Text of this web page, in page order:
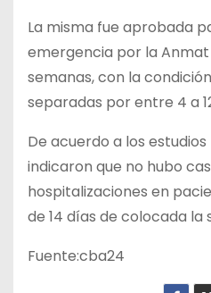
La misma fue aprobada
emergencia por la
semanas, con la
separadas por entre 4 a
De acuerdo a los
indicaron que no hubo
hospitalizaciones en
de 14 días de colocada la
Fuente:cba24